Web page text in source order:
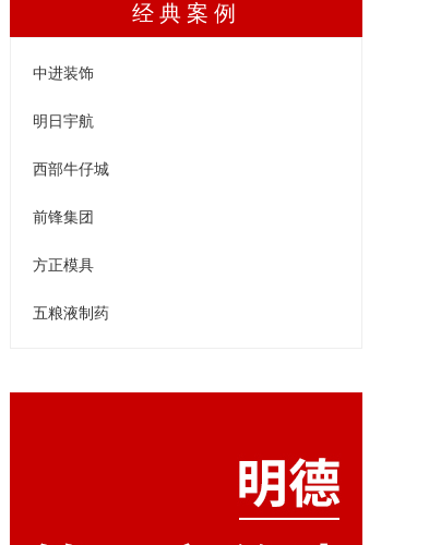
经典案例
中进装饰
明日宇航
西部牛仔城
前锋集团
方正模具
五粮液制药